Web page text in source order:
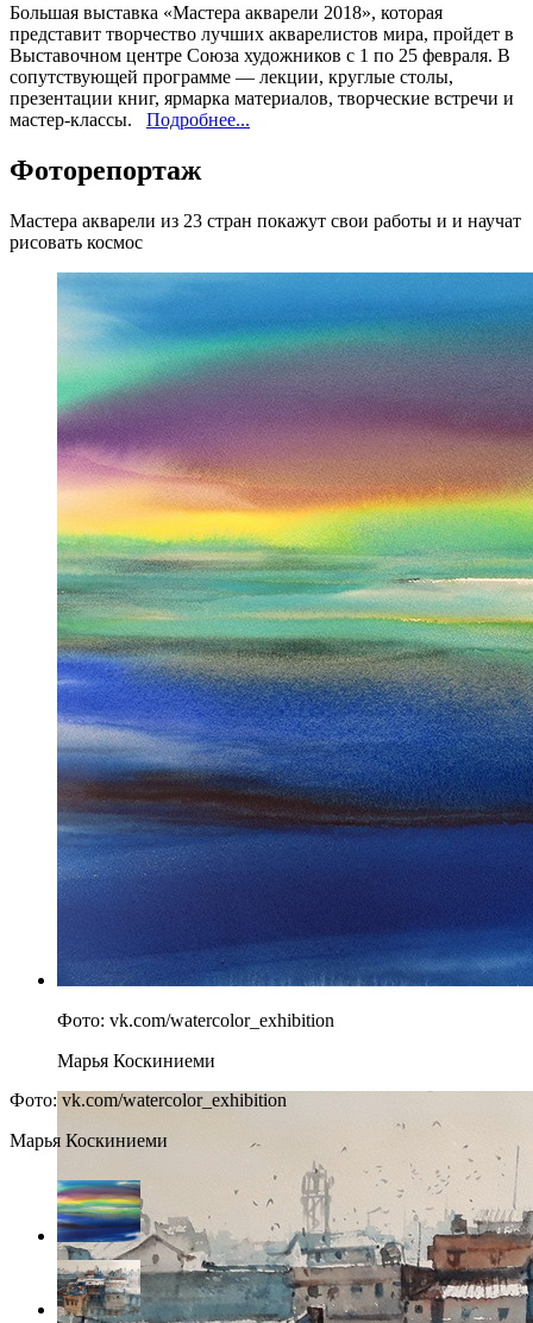
Большая выставка «Мастера акварели 2018», которая
представит творчество лучших акварелистов мира, пройдет в
Выставочном центре Союза художников с 1 по 25 февраля. В
сопутствующей программе — лекции, круглые столы,
презентации книг, ярмарка материалов, творческие встречи и
мастер-классы. Подробнее...
Фоторепортаж
Мастера акварели из 23 стран покажут свои работы и и научат
рисовать космос
Фото: vk.com/watercolor_exhibition
Марья Коскиниеми
Фото: vk.com/watercolor_exhibition
Марья Коскиниеми